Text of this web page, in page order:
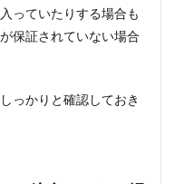
っていたりする場合も
保証されていない場合
っかりと確認しておき